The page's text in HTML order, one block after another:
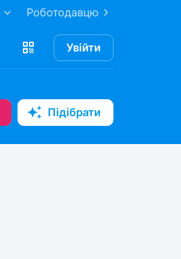
Роботодавцю
Увійти
Підібрати